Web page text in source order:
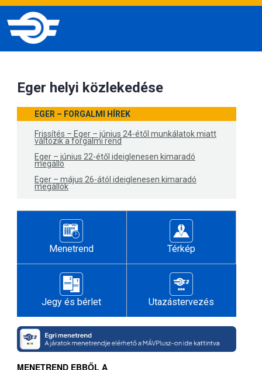
Eger helyi közlekedése
EGER – FORGALMI HÍREK
Frissítés – Eger – június 24-étől munkálatok miatt
változik a forgalmi rend
Eger – június 22-étől ideiglenesen kimaradó
megálló
Eger – május 26-ától ideiglenesen kimaradó
megállók
Menetrend Térkép
Jegy és bérlet Utazástervezés
MENETREND EBBŐL A